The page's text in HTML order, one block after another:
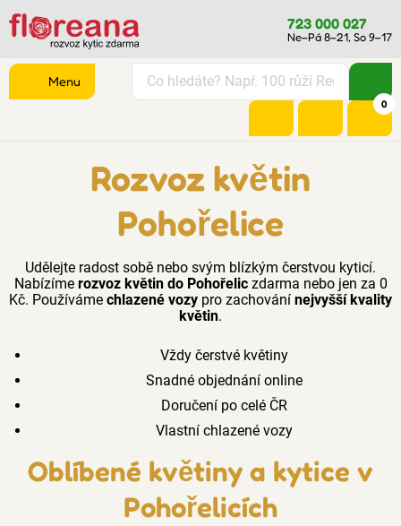
723 000 027
Ne–Pá 8–21, So 9–17
0
Menu
Rozvoz květin
Pohořelice
Udělejte radost sobě nebo svým blízkým čerstvou kyticí.
Nabízíme rozvoz květin do Pohořeliczdarma nebo jen za 0
Kč. Používáme chlazené vozy pro zachování nejvyšší kvality
květin.
Vždy čerstvé květiny
Snadné objednání online
Doručení po celé ČR
Vlastní chlazené vozy
Oblíbené květiny a kytice v
Pohořelicích